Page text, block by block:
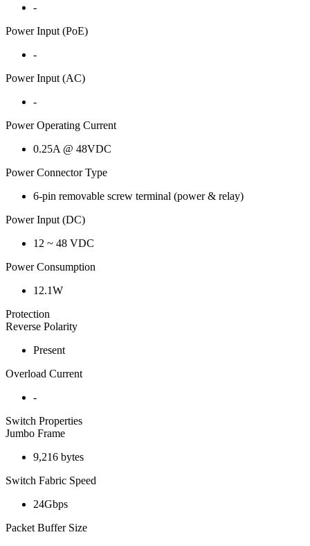
-
Power Input (PoE)
-
Power Input (AC)
-
Power Operating Current
0.25A @ 48VDC
Power Connector Type
6-pin removable screw terminal (power & relay)
Power Input (DC)
12 ~ 48 VDC
Power Consumption
12.1W
Protection
Reverse Polarity
Present
Overload Current
-
Switch Properties
Jumbo Frame
9,216 bytes
Switch Fabric Speed
24Gbps
Packet Buffer Size